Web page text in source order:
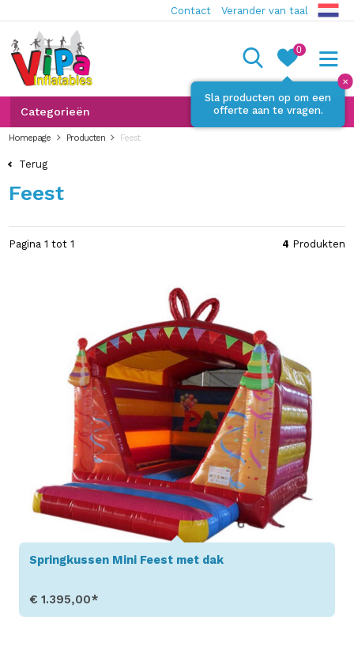
Contact Verander van taal
0
Sla producten op om een
offerte aan te vragen.
✕
Categorieën
Homepage Producten Feest
Terug
Feest
Pagina 1 tot 1 4 Produkten
Springkussen Mini Feest met dak
€ 1.395,00*